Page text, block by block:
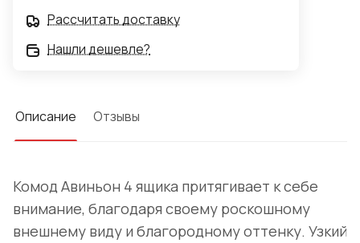
Рассчитать доставку
Нашли дешевле?
Описание Отзывы
Комод Авиньон 4 ящика притягивает к себе
внимание, благодаря своему роскошному
внешнему виду и благородному оттенку. Узкий